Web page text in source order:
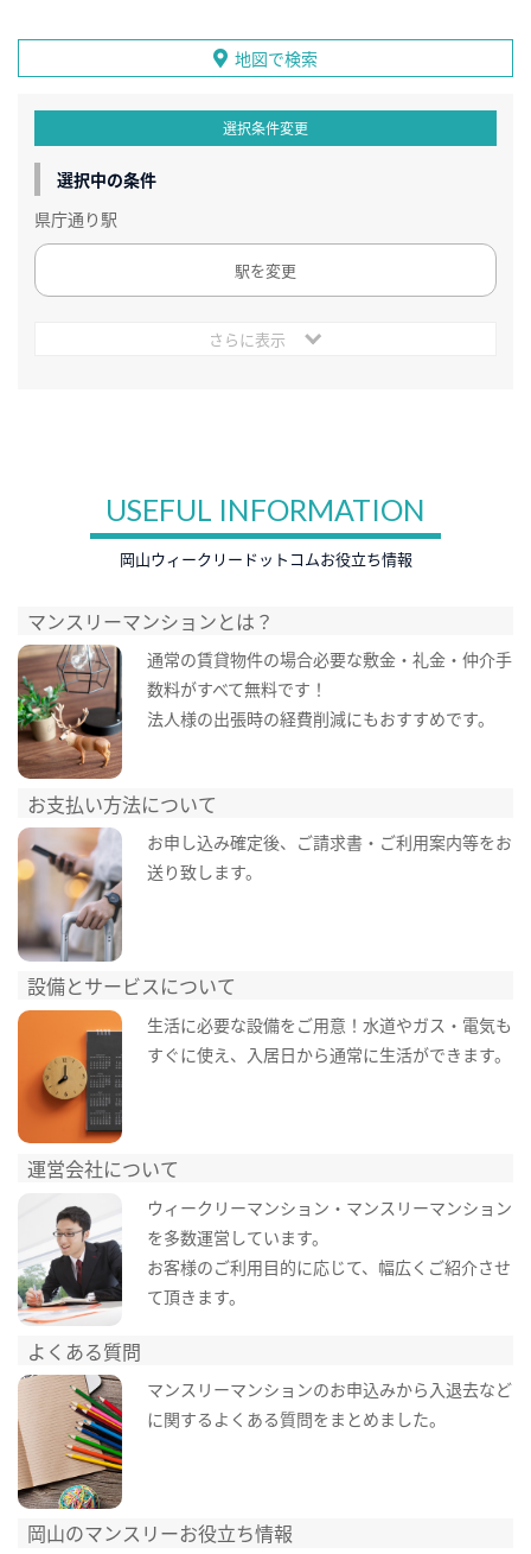
地図で検索
選択条件変更
選択中の条件
県庁通り駅
駅を変更
さらに表示
USEFUL INFORMATION
岡山ウィークリードットコムお役立ち情報
マンスリーマンションとは？
通常の賃貸物件の場合必要な敷金・礼金・仲介手
数料がすべて無料です！
法人様の出張時の経費削減にもおすすめです。
お支払い方法について
お申し込み確定後、ご請求書・ご利用案内等をお
送り致します。
設備とサービスについて
生活に必要な設備をご用意！水道やガス・電気も
すぐに使え、入居日から通常に生活ができます。
運営会社について
ウィークリーマンション・マンスリーマンション
を多数運営しています。
お客様のご利用目的に応じて、幅広くご紹介させ
て頂きます。
よくある質問
マンスリーマンションのお申込みから入退去など
に関するよくある質問をまとめました。
岡山のマンスリーお役立ち情報